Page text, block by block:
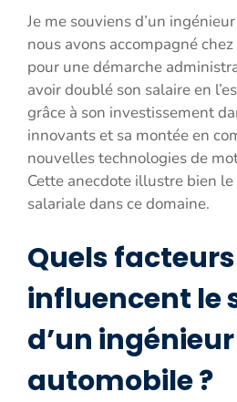
Je me souviens d’un
nous avons accompagné
pour une démarche
avoir doublé son salaire en
grâce à son investissement
innovants et sa montée en
nouvelles technologies de
Cette anecdote illustre bien
salariale dans ce domaine.
Quels facteurs
influencent le
d’un ingénieur
automobile ?